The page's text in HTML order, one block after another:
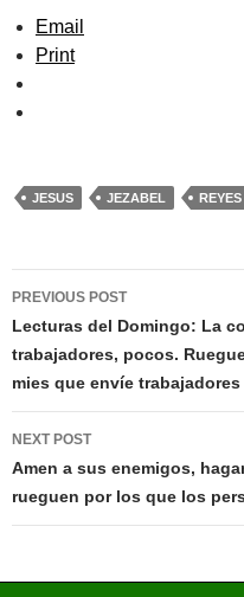
Email
Print
JESUS JEZABEL REYES
PREVIOUS POST
Lecturas del Domingo: La
trabajadores, pocos.
mies que envíe
NEXT POST
Amen a sus enemigos,
rueguen por los que los